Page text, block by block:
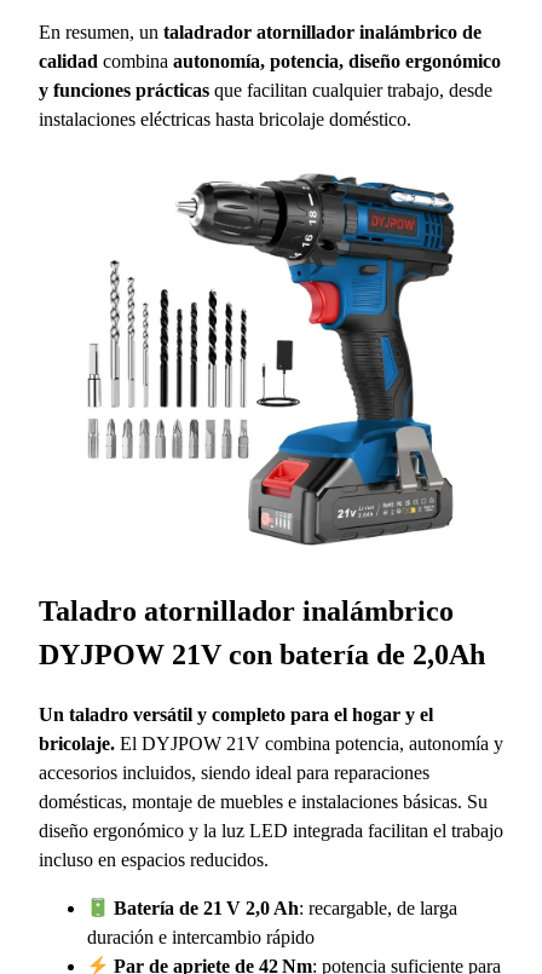
En resumen, un taladrador atornillador inalámbrico de
calidad combina autonomía, potencia, diseño ergonómico
y funciones prácticas que facilitan cualquier trabajo, desde
instalaciones eléctricas hasta bricolaje doméstico.
Taladro atornillador inalámbrico
DYJPOW 21V con batería de 2,0Ah
Un taladro versátil y completo para el hogar y el
bricolaje. El DYJPOW 21V combina potencia, autonomía y
accesorios incluidos, siendo ideal para reparaciones
domésticas, montaje de muebles e instalaciones básicas. Su
diseño ergonómico y la luz LED integrada facilitan el trabajo
incluso en espacios reducidos.
Batería de 21 V 2,0 Ah: recargable, de larga
duración e intercambio rápido
Par de apriete de 42 Nm: potencia suficiente para